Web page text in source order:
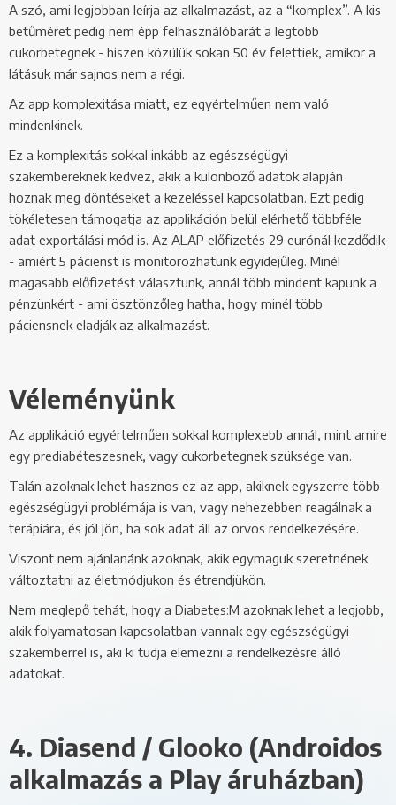
A szó, ami legjobban leírja az alkalmazást, az a “komplex”. A kis
betűméret pedig nem épp felhasználóbarát a legtöbb
cukorbetegnek - hiszen közülük sokan 50 év felettiek, amikor a
látásuk már sajnos nem a régi.
Az app komplexitása miatt, ez egyértelműen nem való
mindenkinek.
Ez a komplexitás sokkal inkább az egészségügyi
szakembereknek kedvez, akik a különböző adatok alapján
hoznak meg döntéseket a kezeléssel kapcsolatban. Ezt pedig
tökéletesen támogatja az applikáción belül elérhető többféle
adat exportálási mód is. Az ALAP előfizetés 29 eurónál kezdődik
- amiért 5 pácienst is monitorozhatunk egyidejűleg. Minél
magasabb előfizetést választunk, annál több mindent kapunk a
pénzünkért - ami ösztönzőleg hatha, hogy minél több
páciensnek eladják az alkalmazást.
Véleményünk
Az applikáció egyértelműen sokkal komplexebb annál, mint amire
egy prediabéteszesnek, vagy cukorbetegnek szüksége van.
Talán azoknak lehet hasznos ez az app, akiknek egyszerre több
egészségügyi problémája is van, vagy nehezebben reagálnak a
terápiára, és jól jön, ha sok adat áll az orvos rendelkezésére.
Viszont nem ajánlanánk azoknak, akik egymaguk szeretnének
változtatni az életmódjukon és étrendjükön.
Nem meglepő tehát, hogy a Diabetes:M azoknak lehet a legjobb,
akik folyamatosan kapcsolatban vannak egy egészségügyi
szakemberrel is, aki ki tudja elemezni a rendelkezésre álló
adatokat.
4. Diasend / Glooko (Androidos
alkalmazás a Play áruházban)